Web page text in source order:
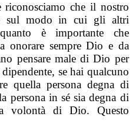
riconosciamo che il nostro
sul modo in cui gli altri
è importante che
onorare sempre Dio e da
pensare male di Dio per
se hai qualcuno
quella persona degna di
persona in sé sia degna di
volontà di Dio. Questo